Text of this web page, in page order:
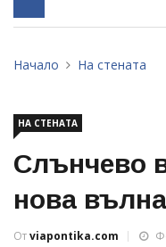
Начало На стената
НА СТЕНАТА
Слънчево
нова
Отviapontika.com